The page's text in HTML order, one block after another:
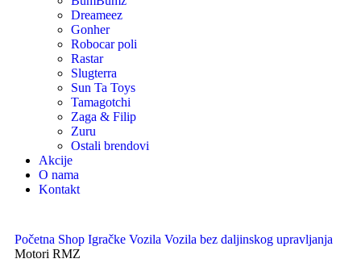
Dreameez
Gonher
Robocar poli
Rastar
Slugterra
Sun Ta Toys
Tamagotchi
Zaga & Filip
Zuru
Ostali brendovi
Akcije
O nama
Kontakt
Početna Shop Igračke Vozila Vozila bez daljinskog upravljanja
Motori RMZ